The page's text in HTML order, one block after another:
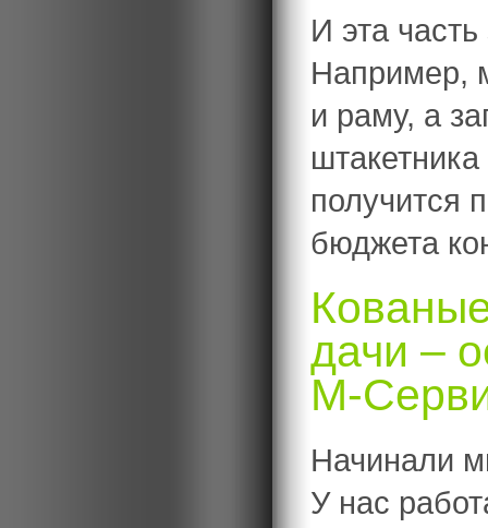
И эта
Например,
и раму, а
получится
бюджета
дачи –
М-
Начинали
У нас